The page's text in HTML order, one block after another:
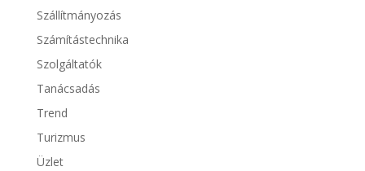
Szállítmányozás
Számítástechnika
Szolgáltatók
Tanácsadás
Trend
Turizmus
Üzlet